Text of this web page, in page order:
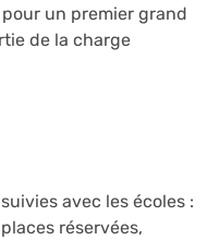
un premier grand
de la charge
avec les écoles :
réservées,